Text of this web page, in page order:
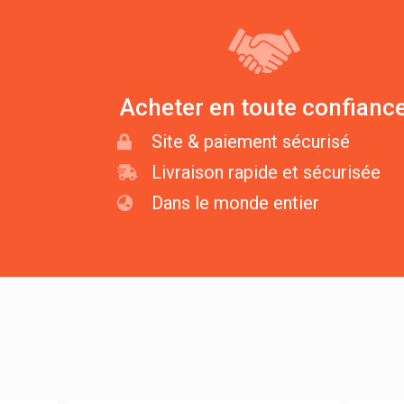
Acheter en toute
Site & paiement sécurisé
Livraison rapide et sécurisée
Dans le monde entier